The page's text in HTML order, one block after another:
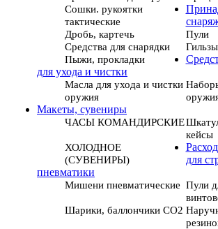
Сошки. рукоятки
тактические
Дробь, картечь
Пули
Средства для снарядки
Пыжи, прокладки
для ухода и чистки
Масла для ухода и чистки
оружия
Макеты, сувениры
ЧАСЫ КОМАНДИРСКИЕ
кейсы
ХОЛОДНОЕ
(СУВЕНИРЫ)
для
пневматики
Мишени пневматические Пули
Шарики, баллончики СО2